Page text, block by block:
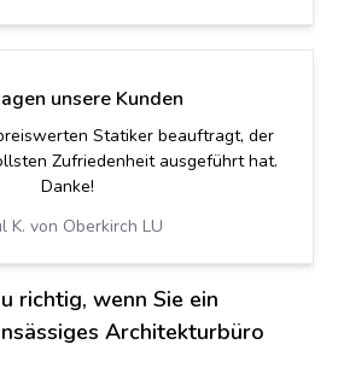
richtig, wenn Sie ein
Architekturbüro
unsere Kunden
Statiker beauftragt, der
Zufriedenheit ausgeführt hat.
Danke!
K. von Oberkirch LU